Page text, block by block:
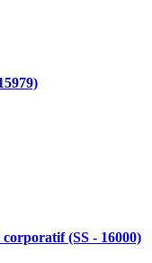
(SS - 16000)